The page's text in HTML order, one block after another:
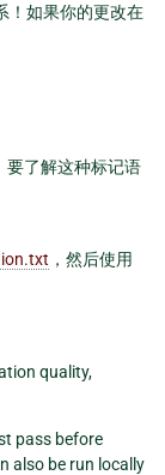
！如果你的更改在
要了解这种标记语
，然后使用
quality,
pass before
also be run locally